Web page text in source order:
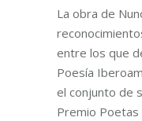
La obra de
entre los que
Poesía
el conjunto de
Premio